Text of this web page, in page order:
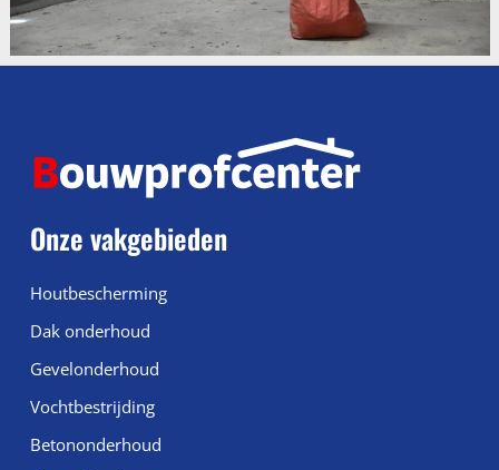
Onze vakgebieden
Houtbescherming
Dak onderhoud
Gevelonderhoud
Vochtbestrijding
Betononderhoud